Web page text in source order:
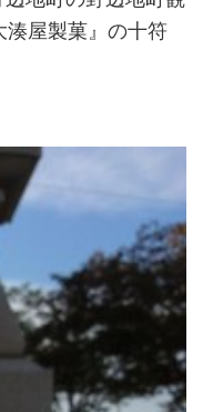
屋製菓』の十符